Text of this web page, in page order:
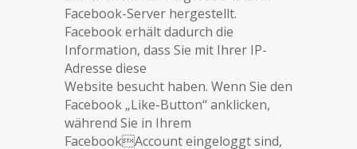
Facebook-Server hergestellt.
Facebook erhält dadurch die
Information, dass Sie mit Ihrer IP-
Adresse diese
Website besucht haben. Wenn Sie den
Facebook „Like-Button“ anklicken,
während Sie in Ihrem
FacebookAccount eingeloggt sind,